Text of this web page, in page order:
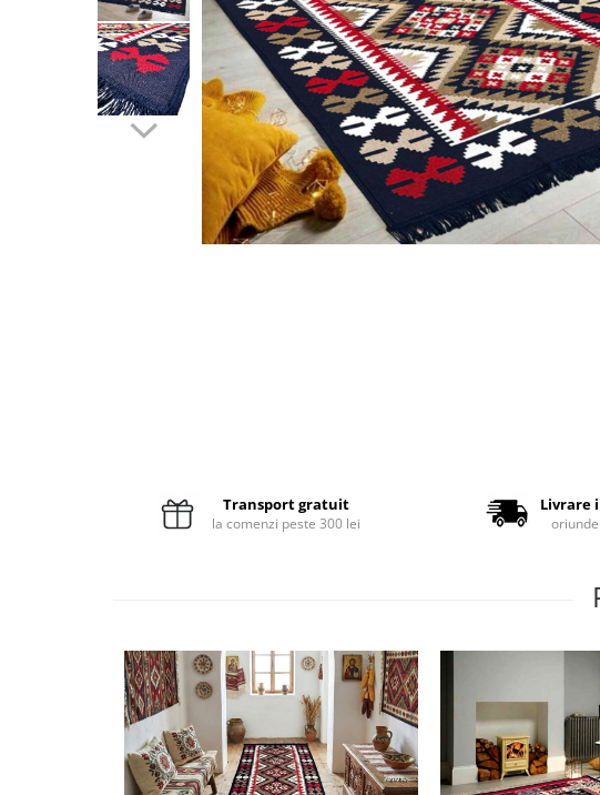
Pilote cu blăniță
Transport gratuit
la comenzi peste 300 lei
Livrare